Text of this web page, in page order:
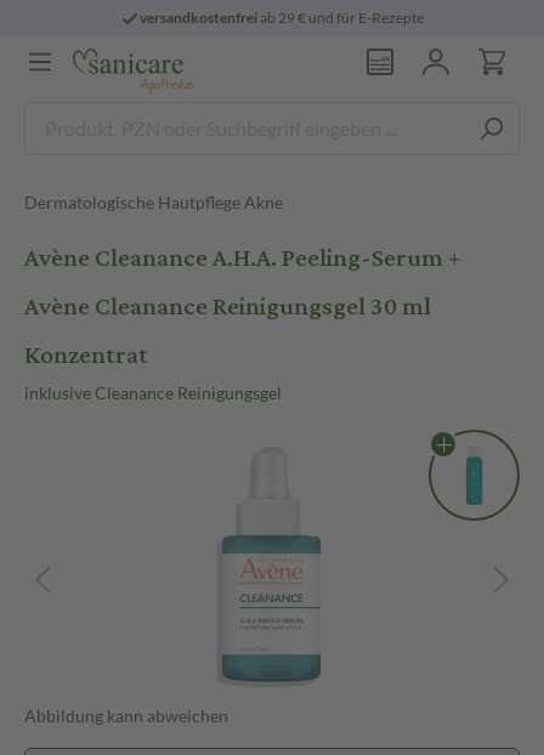
versandkostenfreiab 29 € und für E-Rezepte
Dermatologische Hautpflege Akne
Avène Cleanance A.H.A. Peeling-Serum +
Avène Cleanance Reinigungsgel 30 ml
Konzentrat
inklusive Cleanance Reinigungsgel
Abbildung kann abweichen